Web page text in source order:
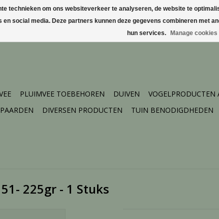
PLUIMVEE TOEBEHOREN DUIVEN
PAARDEN DIVERSEN PRODUCTEN TUIN BENODIGDHEDEN
225gr - 1 Stuks
technieken om ons websiteverkeer te analyseren, de website te
social media. Deze partners kunnen deze gegevens combineren met
hun services.
Manage cookies